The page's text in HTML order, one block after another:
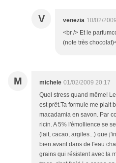
V venezia 10/02/
<br /> Et le
(note très
M michele 01/02/2009 20:17
Quel stress quand même!
est prêt.Ta formule me plait
macadamia en savon. Par
ricin. A 5% l'émollience se
(lait, cacao, argiles...) que
bien avant dans de l'eau
grains qui résistent avec la